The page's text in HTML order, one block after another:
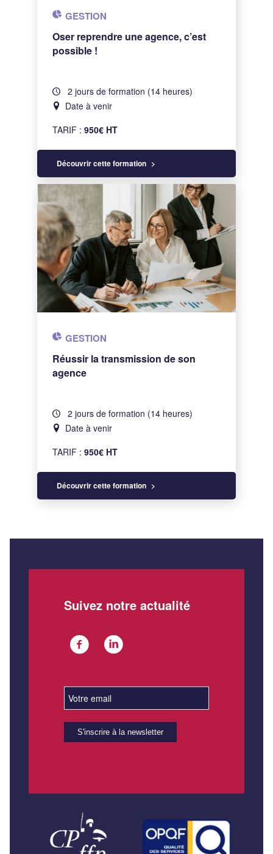
GESTION
Oser reprendre une agence, c’est
possible !
2 jours de formation (14 heures)
Date à venir
TARIF :950€ HT
Découvrir cette formation
GESTION
Réussir la transmission de son
agence
2 jours de formation (14 heures)
Date à venir
TARIF :950€ HT
Découvrir cette formation
Suivez notre actualité